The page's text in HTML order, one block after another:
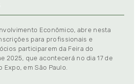
Econômico, abre nesta
para profissionais e
participarem da Feira do
2025, que acontecerá no dia 17 de
em São Paulo.